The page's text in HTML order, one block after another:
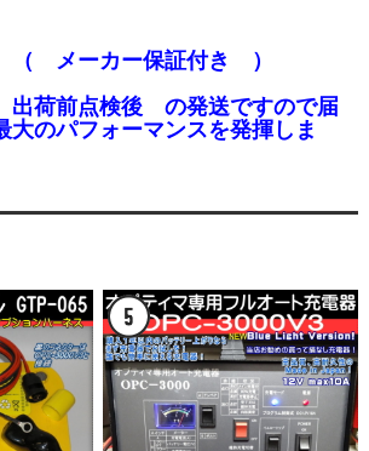
（ メーカー保証付き ）
荷前点検後 の発送ですので届
大のパフォーマンスを発揮しま